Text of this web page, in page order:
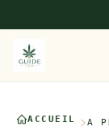
ACCUEIL À